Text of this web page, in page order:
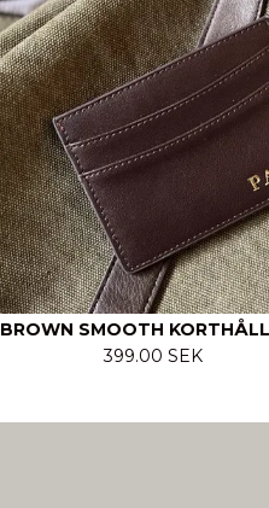
BROWN SMOOTH
399.00 SEK